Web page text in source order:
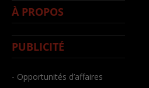
À PROPOS
PUBLICITÉ
- Opportunités d’affaires